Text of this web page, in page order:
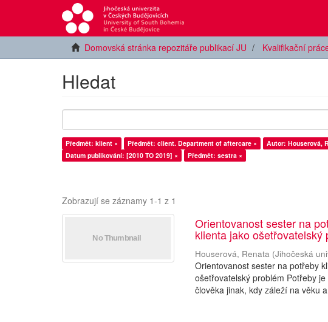
Domovská stránka repozitáře publikací JU Kvalifikační
Hledat
Předmět: klient × Předmět: client. Department of aftercare × Autor: Houserová,
Datum publikování: [2010 TO 2019] ×
Předmět: sestra ×
Zobrazují se záznamy 1-1 z 1
Orientovanost sester na
klienta jako ošetřovatelský
Houserová, Renata (Jihočeská
Orientovanost sester na potřeby
ošetřovatelský problém Potřeby
člověka jinak, kdy záleží na věku